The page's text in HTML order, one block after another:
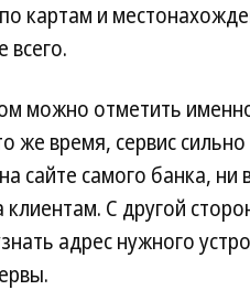
картам и
всего.
можно отметить
же время, сервис сильно
сайте самого банка,
клиентам. С другой
адрес нужного